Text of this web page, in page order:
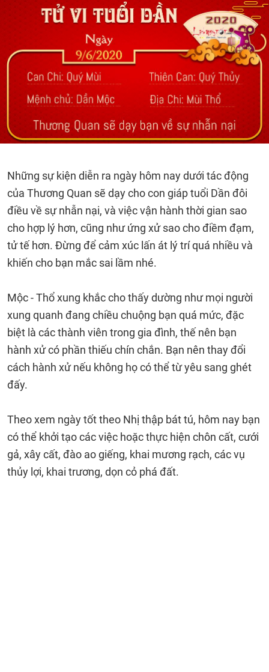
Những sự kiện diễn ra ngày hôm nay dưới tác động
của Thương Quan sẽ dạy cho con giáp tuổi Dần đôi
điều về sự nhẫn nại, và việc vận hành thời gian sao
cho hợp lý hơn, cũng như ứng xử sao cho điềm đạm,
tử tế hơn. Đừng để cảm xúc lấn át lý trí quá nhiều và
khiến cho bạn mắc sai lầm nhé.
Mộc - Thổ xung khắc cho thấy dường như mọi người
xung quanh đang chiều chuộng bạn quá mức, đặc
biệt là các thành viên trong gia đình, thế nên bạn
hành xử có phần thiếu chín chắn. Bạn nên thay đổi
cách hành xử nếu không họ có thể từ yêu sang ghét
đấy.
Theo xem ngày tốt theo Nhị thập bát tú, hôm nay bạn
có thể khởi tạo các việc hoặc thực hiện chôn cất, cưới
gả, xây cất, đào ao giếng, khai mương rạch, các vụ
thủy lợi, khai trương, dọn cỏ phá đất.